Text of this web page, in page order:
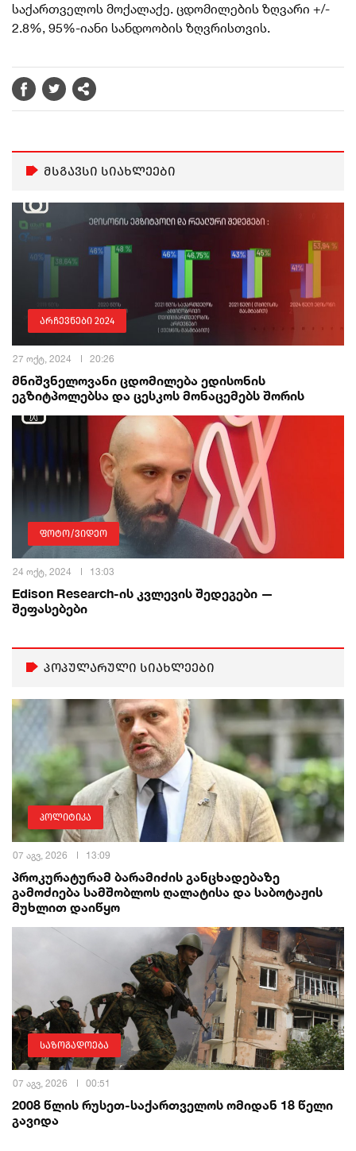
საქართველოს მოქალაქე. ცდომილების ზღვარი +/-
2.8%, 95%-იანი სანდოობის ზღვრისთვის.
მსგავსი სიახლეები
არჩევნები 2024
27 ოქტ, 2024 20:26
მნიშვნელოვანი ცდომილება ედისონის
ეგზიტპოლებსა და ცესკოს მონაცემებს შორის
ფოტო/ვიდეო
24 ოქტ, 2024 13:03
Edison Research-ის კვლევის შედეგები —
შეფასებები
პოპულარული სიახლეები
პოლიტიკა
07 აგვ, 2026 13:09
პროკურატურამ ბარამიძის განცხადებაზე
გამოძიება სამშობლოს ღალატისა და საბოტაჟის
მუხლით დაიწყო
საზოგადოება
07 აგვ, 2026 00:51
2008 წლის რუსეთ-საქართველოს ომიდან 18 წელი
გავიდა